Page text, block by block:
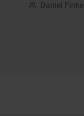
Daniel Finke